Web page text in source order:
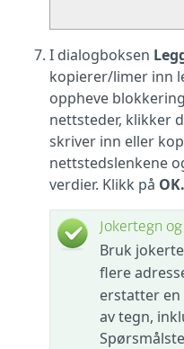
I dialogboksen
kopierer/limer inn
oppheve
nettsteder, klikker
skriver inn eller
nettstedslenkene
verdier. Klikk på OK.
Jokertegn
Bruk
flere
erstatter en
av tegn,